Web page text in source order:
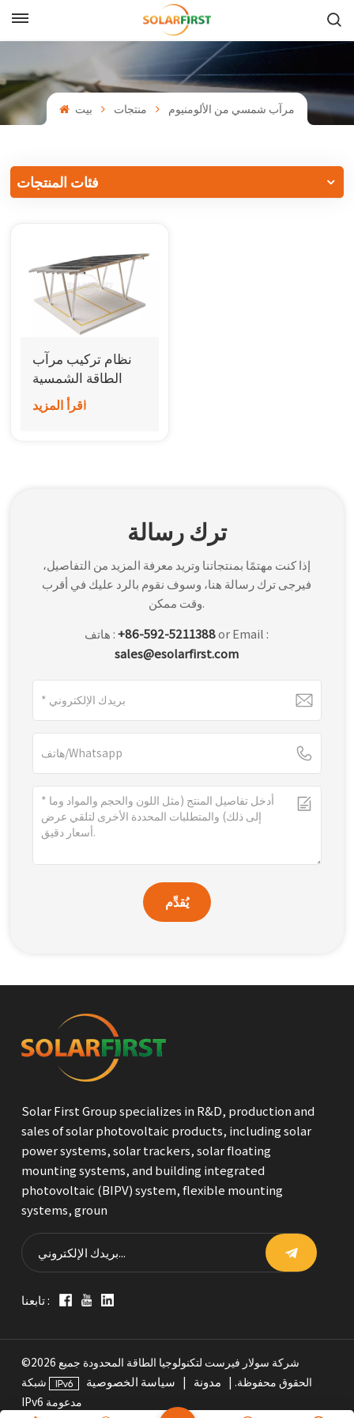
English
Français
中文
Español
Português
한국어
بالعربية
بيت منتجات مرآب شمسي من الألومنيوم
فئات المنتجات
نظام تركيب مرآب
الطاقة الشمسية
المصنوع من
الألومنيوم
اقرأ المزيد
ترك رسالة
إذا كنت مهتمًا بمنتجاتنا وتريد معرفة المزيد من التفاصيل،
فيرجى ترك رسالة هنا، وسوف نقوم بالرد عليك في أقرب
وقت ممكن.
هاتف :+86-592-5211388or Email :
sales@esolarfirst.com
يُقدِّم
Solar First Group specializes in R&D, production and
sales of solar photovoltaic products, including solar
power systems, solar trackers, solar floating
mounting systems, and building integrated
photovoltaic (BIPV) system, flexible mounting
systems, groun
تابعنا :
©2026 شركة سولار فيرست لتكنولوجيا الطاقة المحدودة جميع
الحقوق محفوظة. |
مدونة سياسة الخصوصية
شبكة
IPv6 مدعومة